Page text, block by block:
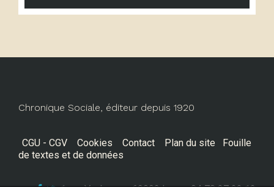
Chronique Sociale, éditeur depuis 1920
CGU - CGV Cookies Contact Plan du site
Fouille
de textes et de données